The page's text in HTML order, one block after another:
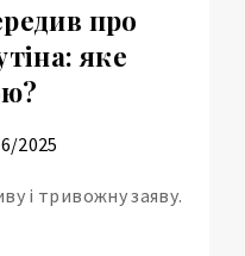
про
яке
2025
і тривожну заяву.